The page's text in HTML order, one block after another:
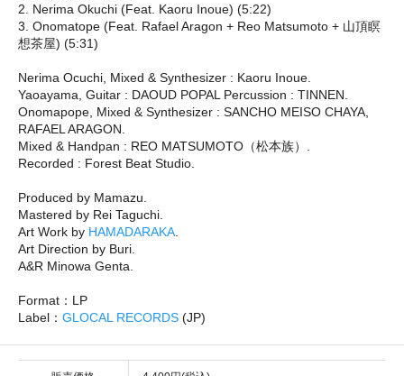
2. Nerima Okuchi (Feat. Kaoru Inoue) (5:22)
3. Onomatope (Feat. Rafael Aragon + Reo Matsumoto + 山頂瞑
想茶屋) (5:31)
Nerima Ocuchi, Mixed & Synthesizer : Kaoru Inoue.
Yaoayama, Guitar : DAOUD POPAL Percussion : TINNEN.
Onomapope, Mixed & Synthesizer : SANCHO MEISO CHAYA,
RAFAEL ARAGON.
Mixed & Handpan : REO MATSUMOTO（松本族）.
Recorded : Forest Beat Studio.
Produced by Mamazu.
Mastered by Rei Taguchi.
Art Work by HAMADARAKA
Art Direction by Buri.
A&R Minowa Genta.
Format：LP
Label： GLOCAL RECORDS (JP)